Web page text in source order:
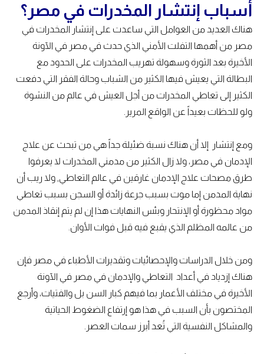
أسباب إنتشار المخدرات في مصر؟
هناك العديد من العوامل التي ساعدت على إنتشار المخدرات في
مصر من أهمها التفلت الأمني الذي حدث في مصر في الآونة
الأخيرة بعد الثورة وسهولة تهريب المخدرات على الحدود مع
البطالة التي يعيش فيها الكثير من الشباب وحالة الفقر التي دفعت
الكثير إلى تعاطي المخدرات من أجل العيش في عالم من النشوة
ولو للحظات بعيداً عن الواقع المرير.
ومع إنتشار إلا أن هناك نسبة ضئيلة جداً هي من تبحث عن علاج
الإدمان في مصر، ولا زال الكثير من مدمني المخدرات لا يعرفوا
طرق مصحات علاج الإدمان غارقين في عالم التعاطي, ولا ريب أن
نهاية المدمن إما موت بسبب جرعة زائدة أو السجن بسبب تعاطي
مواد محظورة أو الإنتحار وبئس النهايات هذا إن لم يتم إنقاذ المدمن
من عالمه المظلم الذي يقبع فيه قبل فوات الأوان.
ومن خلال الدراسات والإحصائيات وتقديرات الأطباء في مصر فإن
هناك إزدياد في أعداد التعاطي والإدمان في مصر في الآونة
الأخيرة في مختلف الأعمار بما فيهم كبار السن بل والفتيات، وأرجع
المختصون بأن السبب في هذا هو إرتفاع الضغوط الحياتية
والمشاكل النفسية التي تُعد أبرز سمات العصر.